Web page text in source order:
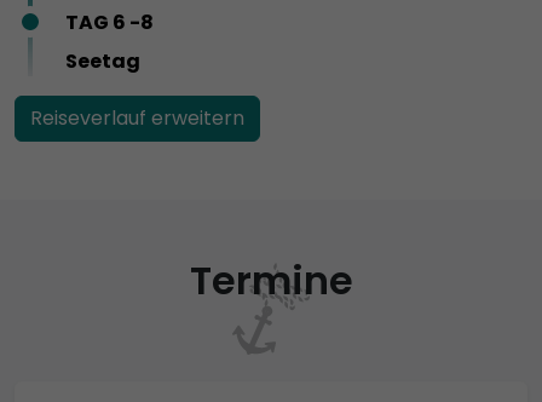
TAG 6 -8
Seetag
Reiseverlauf erweitern
Termine